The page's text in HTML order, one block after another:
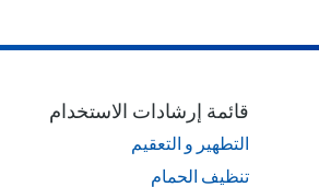
قائمة إرشادات الاستخدام
التطهير و التعقيم
تنظيف الحمام